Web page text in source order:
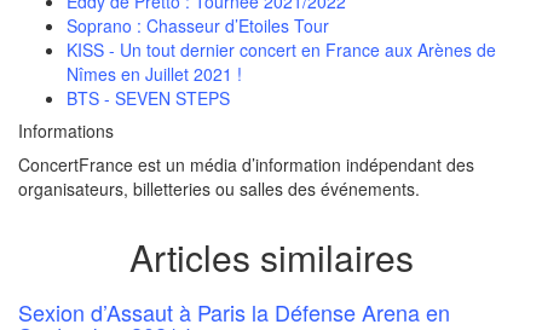
Soprano : Chasseur d’Etoiles Tour
KISS - Un tout dernier concert en France aux Arènes de
Nîmes en Juillet 2021 !
BTS - SEVEN STEPS
Informations
ConcertFrance est un média d’information indépendant des
organisateurs, billetteries ou salles des événements.
Articles similaires
Sexion d’Assaut à Paris la Défense Arena en